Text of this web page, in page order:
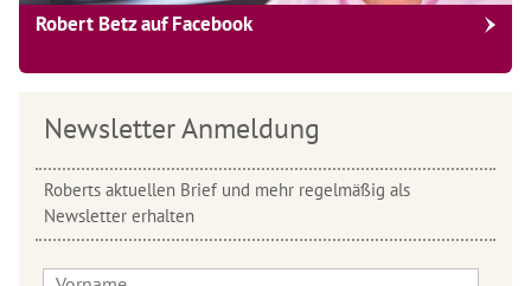
Robert Betz auf Facebook
Newsletter Anmeldung
Roberts aktuellen Brief und mehr regelmäßig als
Newsletter erhalten